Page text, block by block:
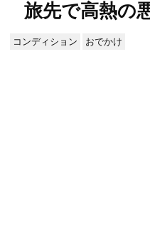
旅先で高熱の
コンディション おでかけ